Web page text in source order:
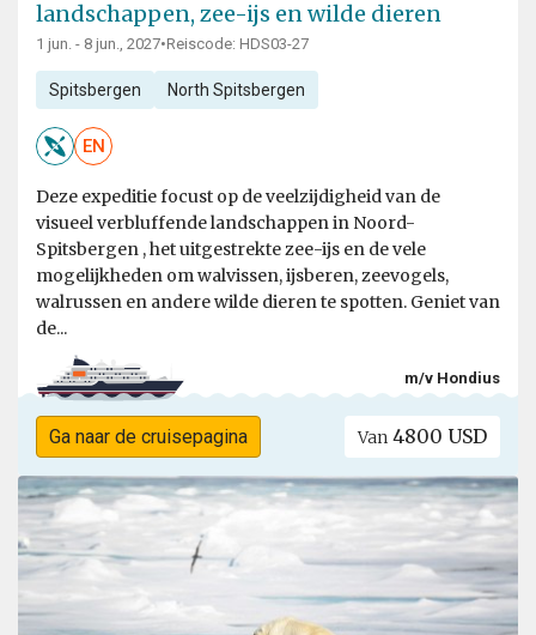
landschappen, zee-ijs en wilde dieren
1 jun. - 8 jun., 2027•Reiscode: HDS03-27
Spitsbergen North Spitsbergen
EN
Deze expeditie focust op de veelzijdigheid van de
visueel verbluffende landschappen in Noord-
Spitsbergen , het uitgestrekte zee-ijs en de vele
mogelijkheden om walvissen, ijsberen, zeevogels,
walrussen en andere wilde dieren te spotten. Geniet van
de...
m/v Hondius
Ga naar de cruisepagina Van 4800 USD